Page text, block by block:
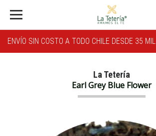
ENVÍO SIN COSTO A TODO CHILE DESDE 35 MIL
La Tetería
Earl Grey Blue Flower